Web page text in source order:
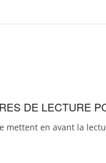
DE LECTURE
mettent en avant la